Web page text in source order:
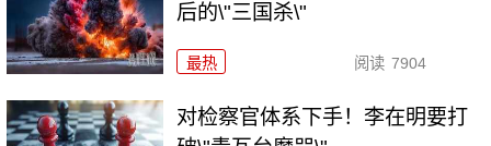
后的\"三国杀\"
最热 阅读 7904
对检察官体系下手！李在明要打